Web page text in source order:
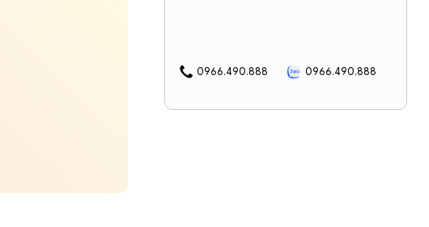
0966.490.888 0966.490.888